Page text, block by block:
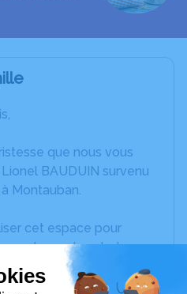
que nous vous
BAUDUIN survenu
Montauban.
cet espace pour
partager des photos
exprimer vos pensées
des textes. Cet endroit